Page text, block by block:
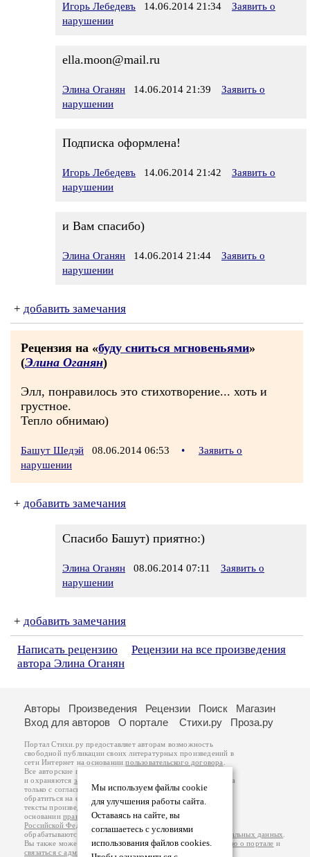
Игорь Лебедевъ 14.06.2014 21:34
Заявить о
нарушении
ella.moon@mail.ru
Элина Оганян 14.06.2014 21:39
Заявить о
нарушении
Подписка оформлена!
Игорь Лебедевъ 14.06.2014 21:42
Заявить о
нарушении
и Вам спасибо)
Элина Оганян 14.06.2014 21:44
Заявить о
нарушении
+ добавить замечания
Рецензия на «буду сниться мгновеньями»
(Элина Оганян)
Элл, понравилось это стихотворение... хоть и
грустное.
Тепло обнимаю)
Башут Шедэй 08.06.2014 06:53 •
Заявить о
нарушении
+ добавить замечания
Спасибо Башут) приятно:)
Элина Оганян 08.06.2014 07:11
Заявить о
нарушении
+ добавить замечания
Написать рецензию
Рецензии на все произведения
автора Элина Оганян
Мы используем файлы cookie
для улучшения работы сайта.
Оставаясь на сайте, вы
соглашаетесь с условиями
использования файлов cookies.
Авторы Произведения Рецензии Поиск
Магазин
Вход для авторов
О портале Стихи.ру Проза.ру
Портал Стихи.ру предоставляет авторам возможность
свободной публикации своих литературных произведений в
сети Интернет на основаниипользовательского договора
Все авторские права на произведения принадлежат авторам
и охраняются законом
. Перепечатка произведений возможна
только с согласия его автора, к которому вы можете
обратиться на его авторской странице. Ответственность за
тексты произведений авторы несут самостоятельно на
основанииправил публикацииизаконодательства
Российской Федерации
обрабатываются на основанииПолитики обработки персональных данных
Вы также можете посмотреть более подробнуюинформацию о портале и
связаться с администрацией